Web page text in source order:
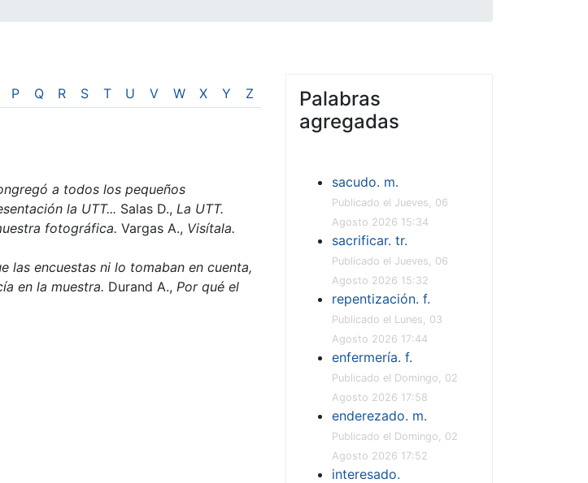
P Q R S T U V W X Y Z
a todos los pequeños
la UTT... Salas D., La UTT.
fotográfica. Vargas A., Visítala.
las encuestas ni lo tomaban en cuenta,
en la muestra. Durand A., Por qué el
Palabras
agregadas
sacudo. m.
Publicado el Jueves, 06
Agosto 2026 15:34
sacrificar. tr.
Publicado el Jueves, 06
Agosto 2026 15:32
repentización. f.
Publicado el Lunes, 03
Agosto 2026 17:44
enfermería. f.
Publicado el Domingo, 02
Agosto 2026 17:58
enderezado. m.
Publicado el Domingo, 02
Agosto 2026 17:52
interesado.